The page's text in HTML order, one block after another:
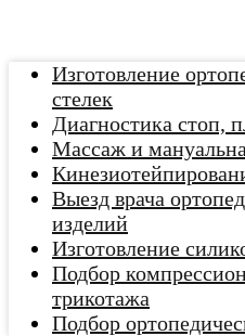
Изготовление
стелек
Диагностика стоп,
Массаж и
Выезд врача
изделий
Изготовление
Подбор
трикотажа
Подбор